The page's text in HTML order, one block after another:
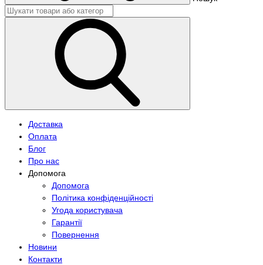
Доставка
Оплата
Блог
Про нас
Допомога
Допомога
Політика конфіденційності
Угода користувача
Гарантії
Повернення
Новини
Контакти